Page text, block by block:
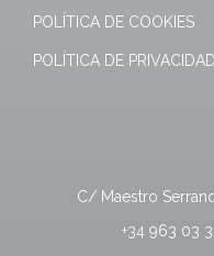
POLÍTICA DE COOKIES
POLÍTICA DE PRIVACIDAD
C/ Maestro
+34 963 03